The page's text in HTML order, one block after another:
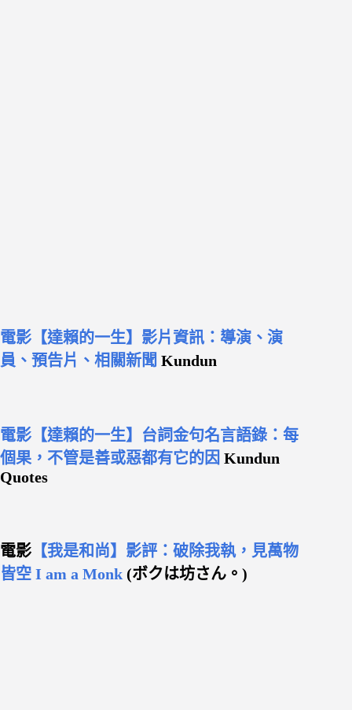
電影【達賴的一生】影片資訊：導演、演
員、預告片、相關新聞 Kundun
電影【達賴的一生】台詞金句名言語錄：每
個果，不管是善或惡都有它的因 Kundun
Quotes
電影 【我是和尚】影評：破除我執，見萬物
皆空 I am a Monk (ボクは坊さん。)